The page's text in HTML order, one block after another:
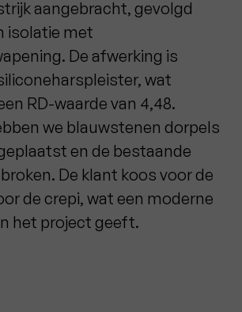
aangebracht, gevolgd
isolatie met
De afwerking is
wat
RD-waarde van 4,48.
we blauwstenen dorpels
en de bestaande
De klant koos voor de
de crepi, wat een moderne
het project geeft.